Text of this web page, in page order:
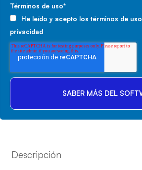
Descripción
Términos de uso*
He leído y acepto lostérminos de uso
privacidad